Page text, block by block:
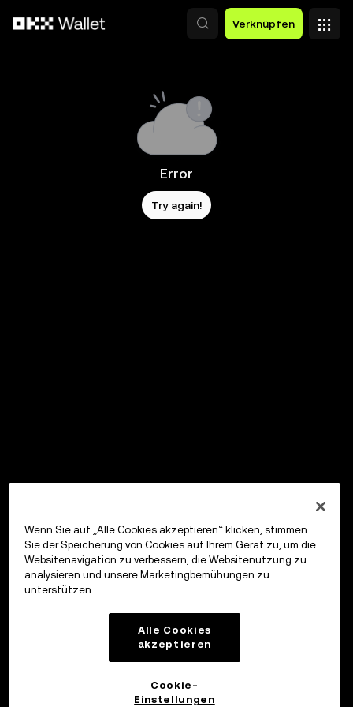
Verknüpfen
Error
Try again!
Wenn Sie auf „Alle Cookies akzeptieren“ klicken, stimmen
Sie der Speicherung von Cookies auf Ihrem Gerät zu, um die
Websitenavigation zu verbessern, die Websitenutzung zu
analysieren und unsere Marketingbemühungen zu
unterstützen.
Alle Cookies
akzeptieren
Cookie-
Einstellungen